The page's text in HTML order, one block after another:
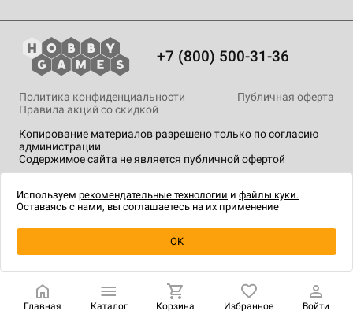
+7 (800) 500-31-36
Копирование материалов разрешено только по согласию
администрации
Содержимое сайта не является публичной офертой
Политика конфиденциальности
Публичная оферта
Правила акций со скидкой
технологии.
Главная Каталог Корзина Избранное Войти
Используем рекомендательные технологии и файлы куки.
Оставаясь с нами, вы соглашаетесь на их применение
OK